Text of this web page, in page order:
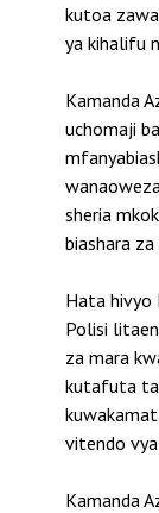
kutoa
ya kihalifu
Kamanda
uchomaji
sheria
biashara
Hata hivyo
Polisi
za mara
kutafuta
vitendo
Kamanda